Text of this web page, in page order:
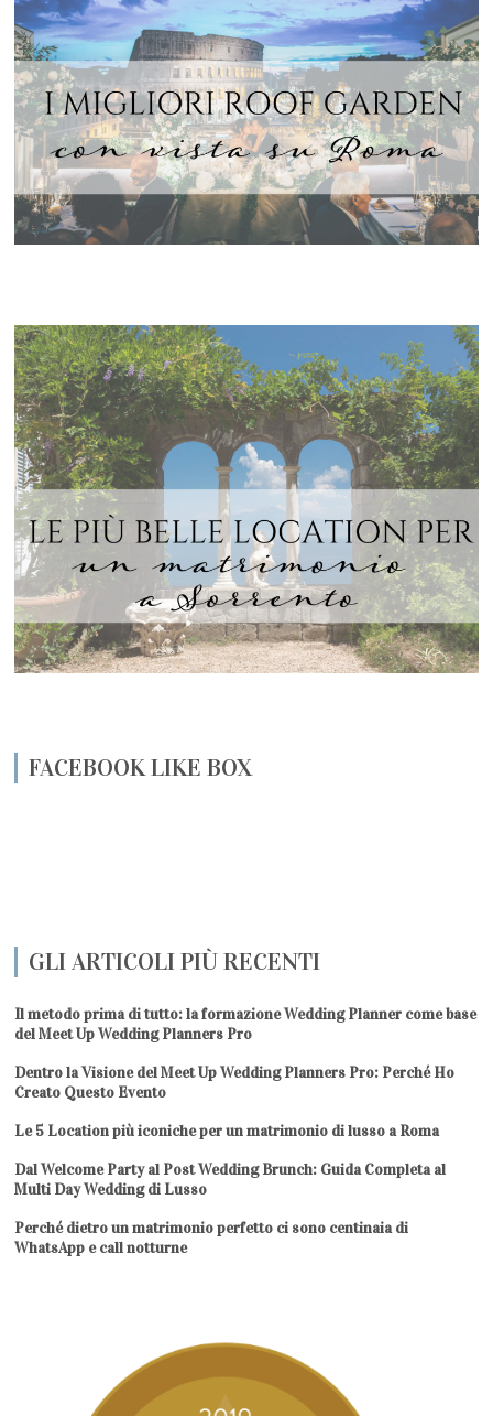
FACEBOOK LIKE BOX
GLI ARTICOLI PIÙ RECENTI
Il metodo prima di tutto: la formazione Wedding Planner come base
del Meet Up Wedding Planners Pro
Dentro la Visione del Meet Up Wedding Planners Pro: Perché Ho
Creato Questo Evento
Le 5 Location più iconiche per un matrimonio di lusso a Roma
Dal Welcome Party al Post Wedding Brunch: Guida Completa al
Multi Day Wedding di Lusso
Perché dietro un matrimonio perfetto ci sono centinaia di
WhatsApp e call notturne